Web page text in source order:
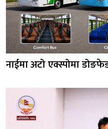
नाईमा अटो एक्स्पोमा